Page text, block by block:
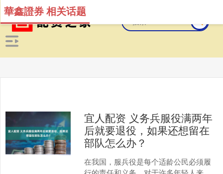
華鑫證券 相关话题
宜人配资 义务兵服役满两年
后就要退役，如果还想留在
部队怎么办？
在我国，服兵役是每个适龄公民必须履